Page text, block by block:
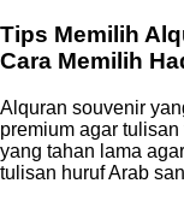
Tips Memilih
Cara Memilih
Alquran souvenir
premium agar
yang tahan lama
tulisan huruf Arab